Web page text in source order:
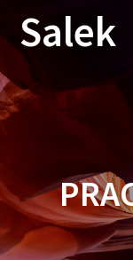
Salek